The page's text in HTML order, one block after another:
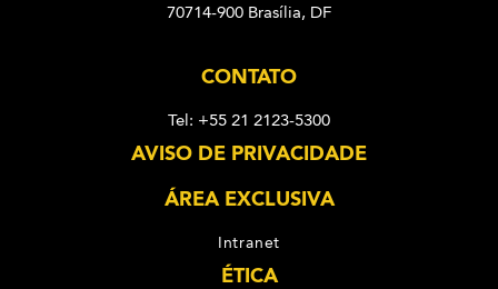
70714-900 Brasília, DF
CONTATO
Tel: +55 21 2123-5300
AVISO DE PRIVACIDADE
ÁREA EXCLUSIVA
Intranet
ÉTICA